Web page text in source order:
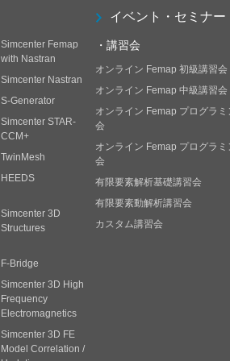
Simcenter Femap
with Nastran
Simcenter Nastran
S-Generator
Simcenter STAR-
CCM+
TwinMesh
HEEDS
Simcenter 3D
Structures
F-Bridge
Simcenter 3D High
Frequency
Electromagnetics
Simcenter 3D FE
Model Correlation /
イベント・セミナー
・講習会
オンライン Femap 初級講習会
オンライン Femap 中級講習会
オンライン Femap プログラ
会
オンライン Femap プログラ
会
有限要素解析基礎講習会
有限要素動解析講習会
カスタム講習会